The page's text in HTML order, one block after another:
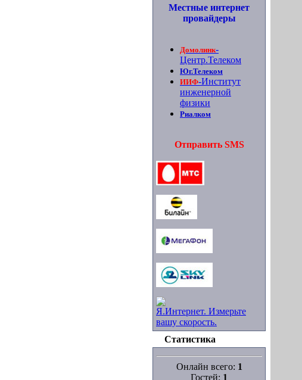
Местные интернет
провайдеры
Домолинк-
Центр.Телеком
Юг.Телеком
ИИФ-Институт
инженерной
физики
Риалком
Отправить SMS
Я.Интернет. Измерьте
вашу скорость.
Статистика
Онлайн всего: 1
Гостей: 1